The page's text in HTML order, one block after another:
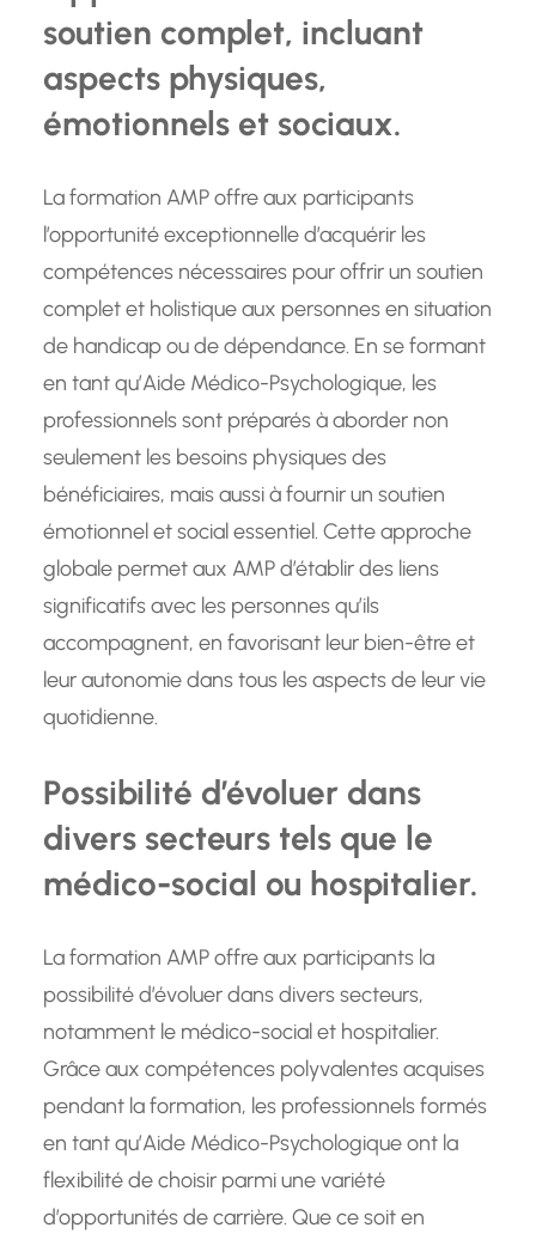
soutien complet, incluant
aspects physiques,
émotionnels et sociaux.
La formation AMP offre aux participants
l’opportunité exceptionnelle d’acquérir les
compétences nécessaires pour offrir un soutien
complet et holistique aux personnes en situation
de handicap ou de dépendance. En se formant
en tant qu’Aide Médico-Psychologique, les
professionnels sont préparés à aborder non
seulement les besoins physiques des
bénéficiaires, mais aussi à fournir un soutien
émotionnel et social essentiel. Cette approche
globale permet aux AMP d’établir des liens
significatifs avec les personnes qu’ils
accompagnent, en favorisant leur bien-être et
leur autonomie dans tous les aspects de leur vie
quotidienne.
Possibilité d’évoluer dans
divers secteurs tels que le
médico-social ou hospitalier.
La formation AMP offre aux participants la
possibilité d’évoluer dans divers secteurs,
notamment le médico-social et hospitalier.
Grâce aux compétences polyvalentes acquises
pendant la formation, les professionnels formés
en tant qu’Aide Médico-Psychologique ont la
flexibilité de choisir parmi une variété
d’opportunités de carrière. Que ce soit en